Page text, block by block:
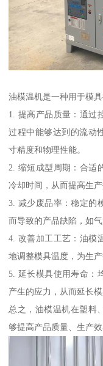
油模温机是一种用于模
1. 提高产品质量：通过
过程中能够达到的流动
寸精度和物理性能。
2. 缩短成型周期：合适
冷却时间，从而提高生
3. 减少废品率：稳定的
而导致的产品缺陷，如
4. 改善加工工艺：油模
地调整模具温度，为生
5. 延长模具使用寿命：
产生的应力，从而延长模
总之，油模温机在塑料
够提高产品质量、生产效